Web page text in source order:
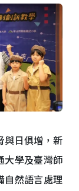
與日俱增，新
大學及臺灣師
自然語言處理